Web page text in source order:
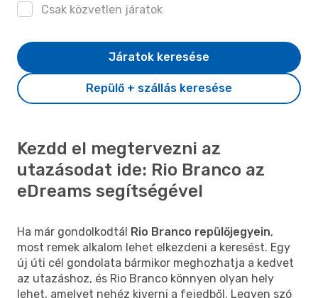
Csak közvetlen járatok
Repülő + szállás keresése
Járatok keresése
Kezdd el megtervezni az
utazásodat ide: Rio Branco az
eDreams segítségével
Ha már gondolkodtál Rio Branco repülőjegyein,
most remek alkalom lehet elkezdeni a keresést. Egy
új úti cél gondolata bármikor meghozhatja a kedvet
az utazáshoz, és Rio Branco könnyen olyan hely
lehet, amelyet nehéz kiverni a fejedből. Legyen szó